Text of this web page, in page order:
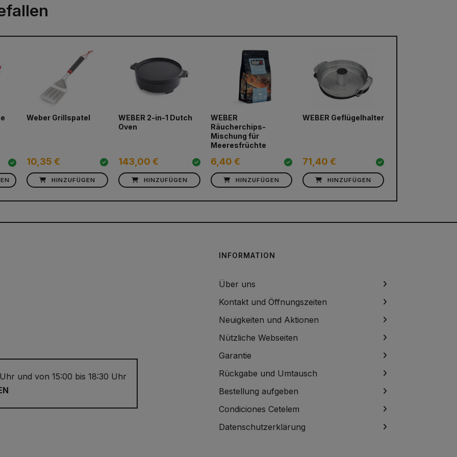
Weber Grillspatel
10,35 €
HINZUFÜGEN
WEBER 2-in-1 Dutch
Oven
143,00 €
HINZUFÜGEN
WEBER
Räucherchips-
Mischung für
Meeresfrüchte
6,40 €
HINZUFÜGEN
WEBER Geflügelhalter
71,40 €
HINZUFÜGEN
und von 15:00 bis 18:30 Uhr
INFORMATION
Über uns
Kontakt und Öffnungszeiten
Neuigkeiten und Aktionen
Nützliche Webseiten
Garantie
Rückgabe und Umtausch
Bestellung aufgeben
Condiciones Cetelem
Datenschutzerklärung